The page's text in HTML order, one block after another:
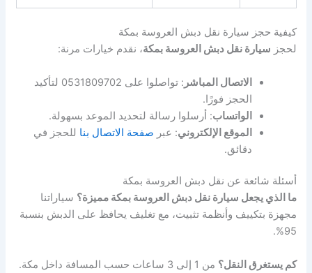
كيفية حجز سيارة نقل دبش العروسة بمكة
لحجز سيارة نقل دبش العروسة بمكة، نقدم خيارات مرنة:
الاتصال المباشر
: تواصلوا على 0531809702 لتأكيد
الحجز فورًا.
الواتساب: أرسلوا رسالة لتحديد الموعد بسهولة.
الموقع الإلكتروني: عبر صفحة الاتصال بنا للحجز في
دقائق.
أسئلة شائعة عن نقل دبش العروسة بمكة
ما الذي يجعل سيارة نقل دبش العروسة بمكة مميزة؟ سياراتنا
مجهزة بتكييف وأنظمة تثبيت، مع تغليف يحافظ على الدبش بنسبة
95%.
كم يستغرق النقل؟ من 1 إلى 3 ساعات حسب المسافة داخل مكة.